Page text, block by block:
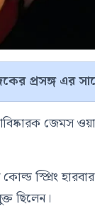
প্রসঙ্গ এর
জেমস
স্প্রিং
ছিলেন।